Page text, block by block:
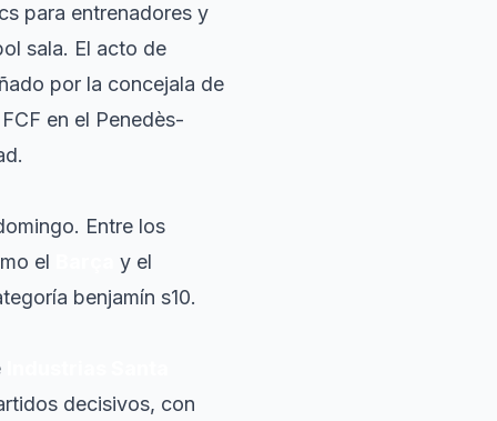
para entrenadores y
sala. El acto de
por la concejala de
en el Penedès-
Entre los
el
y el
benjamín s10.
decisivos, con